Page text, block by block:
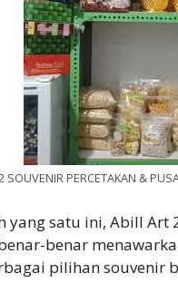
SOUVENIR PERCETAKAN &
yang satu ini, Abill Art
benar
pilihan souvenir